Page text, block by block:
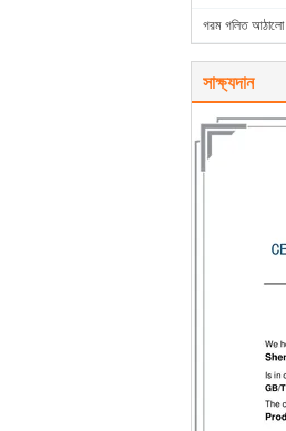
গরম গলিত আঠালো
সাক্ষ্যদান